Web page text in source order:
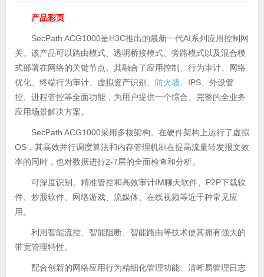
产品彩页
SecPath ACG1000是H3C推出的最新一代AI系列应用控制网
关。该产品可以路由模式、透明桥接模式、旁路模式以及混合模
式部署在网络的关键节点。其融合了应用控制、行为审计、网络
优化、终端行为审计、虚拟资产识别、 防火墙、IPS、外设管
控、进程管控等全面功能，为用户提供一个综合、完整的全业务
应用场景解决方案。
SecPath ACG1000采用多核架构。在硬件架构上运行了虚拟
OS，其高效并行调度算法和内存管理机制在提高流量转发报文效
率的同时，也对数据进行2-7层的全面检查和分析。
可深度识别、精准管控和高效审计IM聊天软件、P2P下载软
件、炒股软件、网络游戏、流媒体、在线视频等近千种常见应
用。
利用智能流控、智能阻断、智能路由等技术使其拥有强大的
带宽管理特性。
配合创新的网络应用行为精细化管理功能、清晰易管理日志